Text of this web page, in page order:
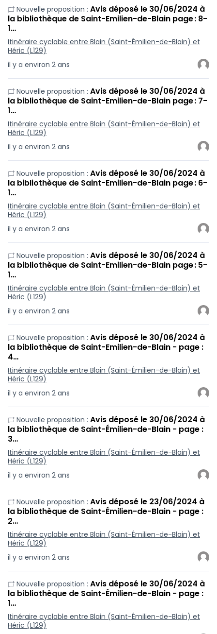
il y a environ 2 ans
Nouvelle proposition : Avis déposé le 30/06/2024 à
la bibliothèque de Saint-Emilien-de-Blain page : 8-
1…
Itinéraire cyclable entre Blain (Saint-Émilien-de-Blain) et
Héric (L129)
il y a environ 2 ans
Nouvelle proposition : Avis déposé le 30/06/2024 à
la bibliothèque de Saint-Emilien-de-Blain page : 7-
1…
Itinéraire cyclable entre Blain (Saint-Émilien-de-Blain) et
Héric (L129)
il y a environ 2 ans
Nouvelle proposition : Avis déposé le 30/06/2024 à
la bibliothèque de Saint-Emilien-de-Blain page : 6-
1…
Itinéraire cyclable entre Blain (Saint-Émilien-de-Blain) et
Héric (L129)
il y a environ 2 ans
Nouvelle proposition : Avis déposé le 30/06/2024 à
la bibliothèque de Saint-Emilien-de-Blain page : 5-
1…
Itinéraire cyclable entre Blain (Saint-Émilien-de-Blain) et
Héric (L129)
il y a environ 2 ans
Nouvelle proposition : Avis déposé le 30/06/2024 à
la bibliothèque de Saint-Emilien-de-Blain - page :
4…
Itinéraire cyclable entre Blain (Saint-Émilien-de-Blain) et
Héric (L129)
il y a environ 2 ans
Nouvelle proposition : Avis déposé le 30/06/2024 à
la bibliothèque de Saint-Émilien-de-Blain - page :
3…
Itinéraire cyclable entre Blain (Saint-Émilien-de-Blain) et
Héric (L129)
il y a environ 2 ans
Nouvelle proposition : Avis déposé le 23/06/2024 à
la bibliothèque de Saint-Émilien-de-Blain - page :
2…
Itinéraire cyclable entre Blain (Saint-Émilien-de-Blain) et
Héric (L129)
Nouvelle proposition : Avis déposé le 30/06/2024 à
la bibliothèque de Saint-Émilien-de-Blain - page :
1…
Itinéraire cyclable entre Blain (Saint-Émilien-de-Blain) et
Héric (L129)